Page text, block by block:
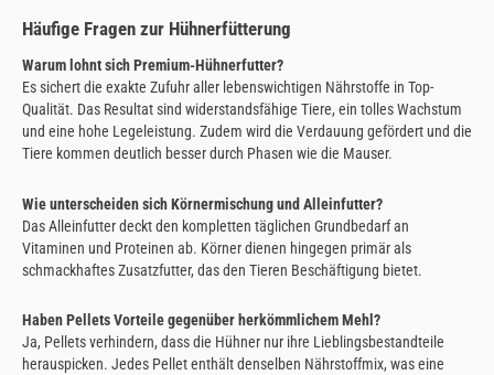
Häufige Fragen zur Hühnerfütterung
Warum lohnt sich Premium-Hühnerfutter?
Es sichert die exakte Zufuhr aller lebenswichtigen Nährstoffe in Top-
Qualität. Das Resultat sind widerstandsfähige Tiere, ein tolles Wachstum
und eine hohe Legeleistung. Zudem wird die Verdauung gefördert und die
Tiere kommen deutlich besser durch Phasen wie die Mauser.
Wie unterscheiden sich Körnermischung und Alleinfutter?
Das Alleinfutter deckt den kompletten täglichen Grundbedarf an
Vitaminen und Proteinen ab. Körner dienen hingegen primär als
schmackhaftes Zusatzfutter, das den Tieren Beschäftigung bietet.
Haben Pellets Vorteile gegenüber herkömmlichem Mehl?
Ja, Pellets verhindern, dass die Hühner nur ihre Lieblingsbestandteile
herauspicken. Jedes Pellet enthält denselben Nährstoffmix, was eine